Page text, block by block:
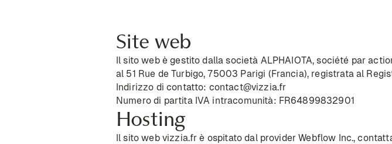
Site web
Il sito web è gestito dalla società ALPHAIOTA, société par
al 51 Rue de Turbigo, 75003 Parigi (Francia), registrata al
Indirizzo di contatto: contact@vizzia.fr
Numero di partita IVA intracomunità: FR64899832901
Hosting
Il sito web vizzia.fr è ospitato dal provider Webflow Inc.,